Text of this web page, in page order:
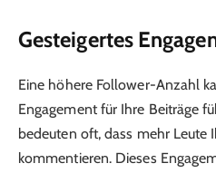
Gesteigertes
Eine höhere Follower-Anzahl
Engagement für Ihre Beiträge
bedeuten oft, dass mehr Leute
kommentieren. Dieses